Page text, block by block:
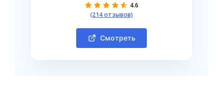
4.6
(214 отзывов)
Смотреть